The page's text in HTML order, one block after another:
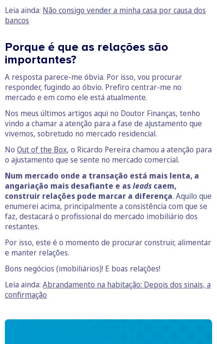
Leia ainda: Não consigo vender a minha casa por causa dos
bancos
Porque é que as relações são
importantes?
A resposta parece-me óbvia. Por isso, vou procurar
responder, fugindo ao óbvio. Prefiro centrar-me no
mercado e em como ele está atualmente.
Nos meus últimos artigos aqui no Doutor Finanças, tenho
vindo a chamar a atenção para a fase de ajustamento que
vivemos, sobretudo no mercado residencial.
No Out of the Box, o Ricardo Pereira chamou a atenção para
o ajustamento que se sente no mercado comercial.
Num mercado onde a transação está mais lenta, a
angariação mais desafiante e asleads caem,
construir relações pode marcar a diferença. Aquilo que
enumerei acima, principalmente a consistência com que se
faz, destacará o profissional do mercado imobiliário dos
restantes.
Por isso, este é o momento de procurar construir, alimentar
e manter relações.
Bons negócios (imobiliários)! E boas relações!
Leia ainda: Abrandamento na habitação: Depois dos sinais, a
confirmação